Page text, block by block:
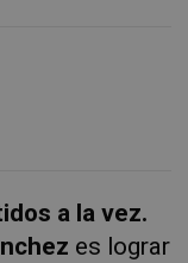
a la vez.
es lograr